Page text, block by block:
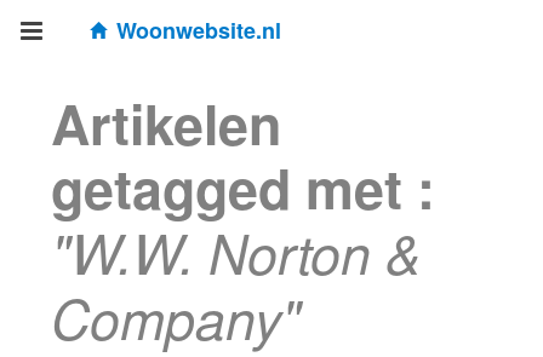
Woonwebsite.nl
Artikelen
getagged met :
"W.W. Norton &
Company"